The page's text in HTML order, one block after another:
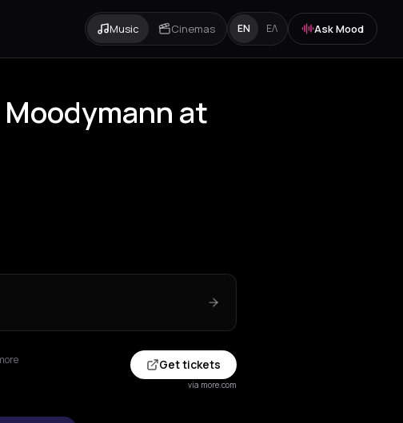
Music Cinemas EN ΕΛ Ask Mood
at
Get tickets
via more.com